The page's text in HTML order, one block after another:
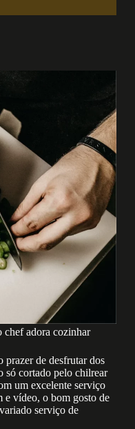
chef adora cozinhar
prazer de desfrutar dos
só cortado pelo chilrear
um excelente serviço
e vídeo, o bom gosto de
serviço de